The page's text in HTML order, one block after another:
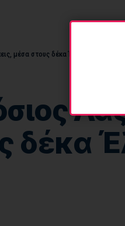
μέσα στους δέκα Έλληνες πόσοι
δέκα